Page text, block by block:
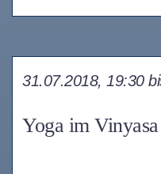
Yoga im
31.07.2018, 19:30